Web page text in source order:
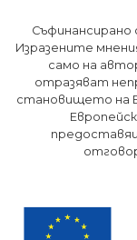
Съфинансирано
Изразените
само на
отразяват
становището на